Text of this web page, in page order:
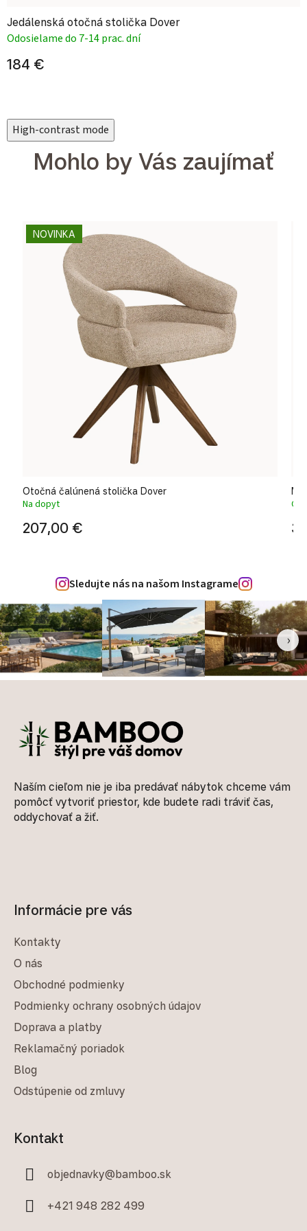
Jedálenská otočná stolička Dover
Odosielame do 7-14 prac. dní
184 €
High-contrast mode
Mohlo by Vás zaujímať
NOVINKA
Otočná čalúnená stolička Dover
Na dopyt
207,00 €
Sledujte nás na našom Instagrame
‹ ›
Naším cieľom nie je iba predávať nábytok chceme vám
pomôcť vytvoriť priestor, kde budete radi tráviť čas,
oddychovať a žiť.
Informácie pre vás
Kontakty
O nás
Obchodné podmienky
Podmienky ochrany osobných údajov
Doprava a platby
Reklamačný poriadok
Blog
Odstúpenie od zmluvy
Kontakt
objednavky@bamboo.sk
+421 948 282 499